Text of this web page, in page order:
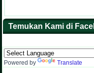
Temukan Kami di
Powered by Translate